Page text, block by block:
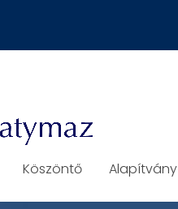
Köszöntő Alapítvány